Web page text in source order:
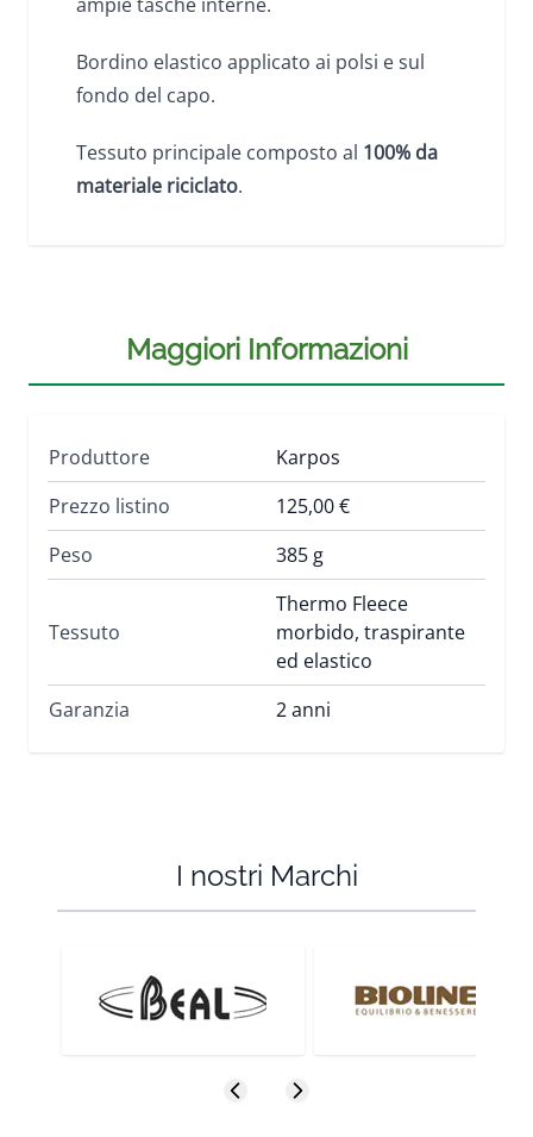
Bordino elastico applicato ai polsi e sul
fondo del capo.
Tessuto principale composto al 100% da
materiale riciclato.
Maggiori Informazioni
Produttore
Karpos
Prezzo listino
125,00 €
Peso
385 g
Tessuto
Thermo Fleece
morbido, traspirante
ed elastico
Garanzia
2 anni
I nostri Marchi